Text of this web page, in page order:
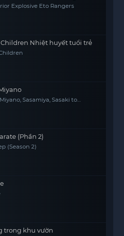
Explosive Eto Rangers
Children Nhiệt huyết tuổi trẻ
Sasamiya, Sasaki to
(Phần 2)
(Season 2)
trong khu vườn